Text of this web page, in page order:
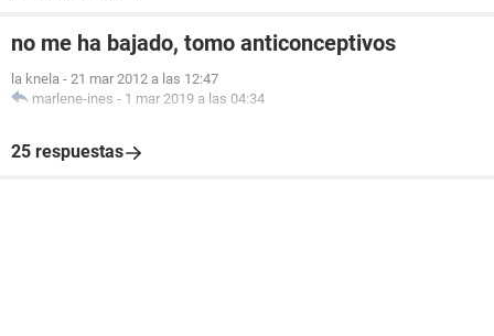
no me ha bajado, tomo anticonceptivos
la knela - 21 mar 2012 a las 12:47
marlene-ines - 1 mar 2019 a las 04:34
25 respuestas